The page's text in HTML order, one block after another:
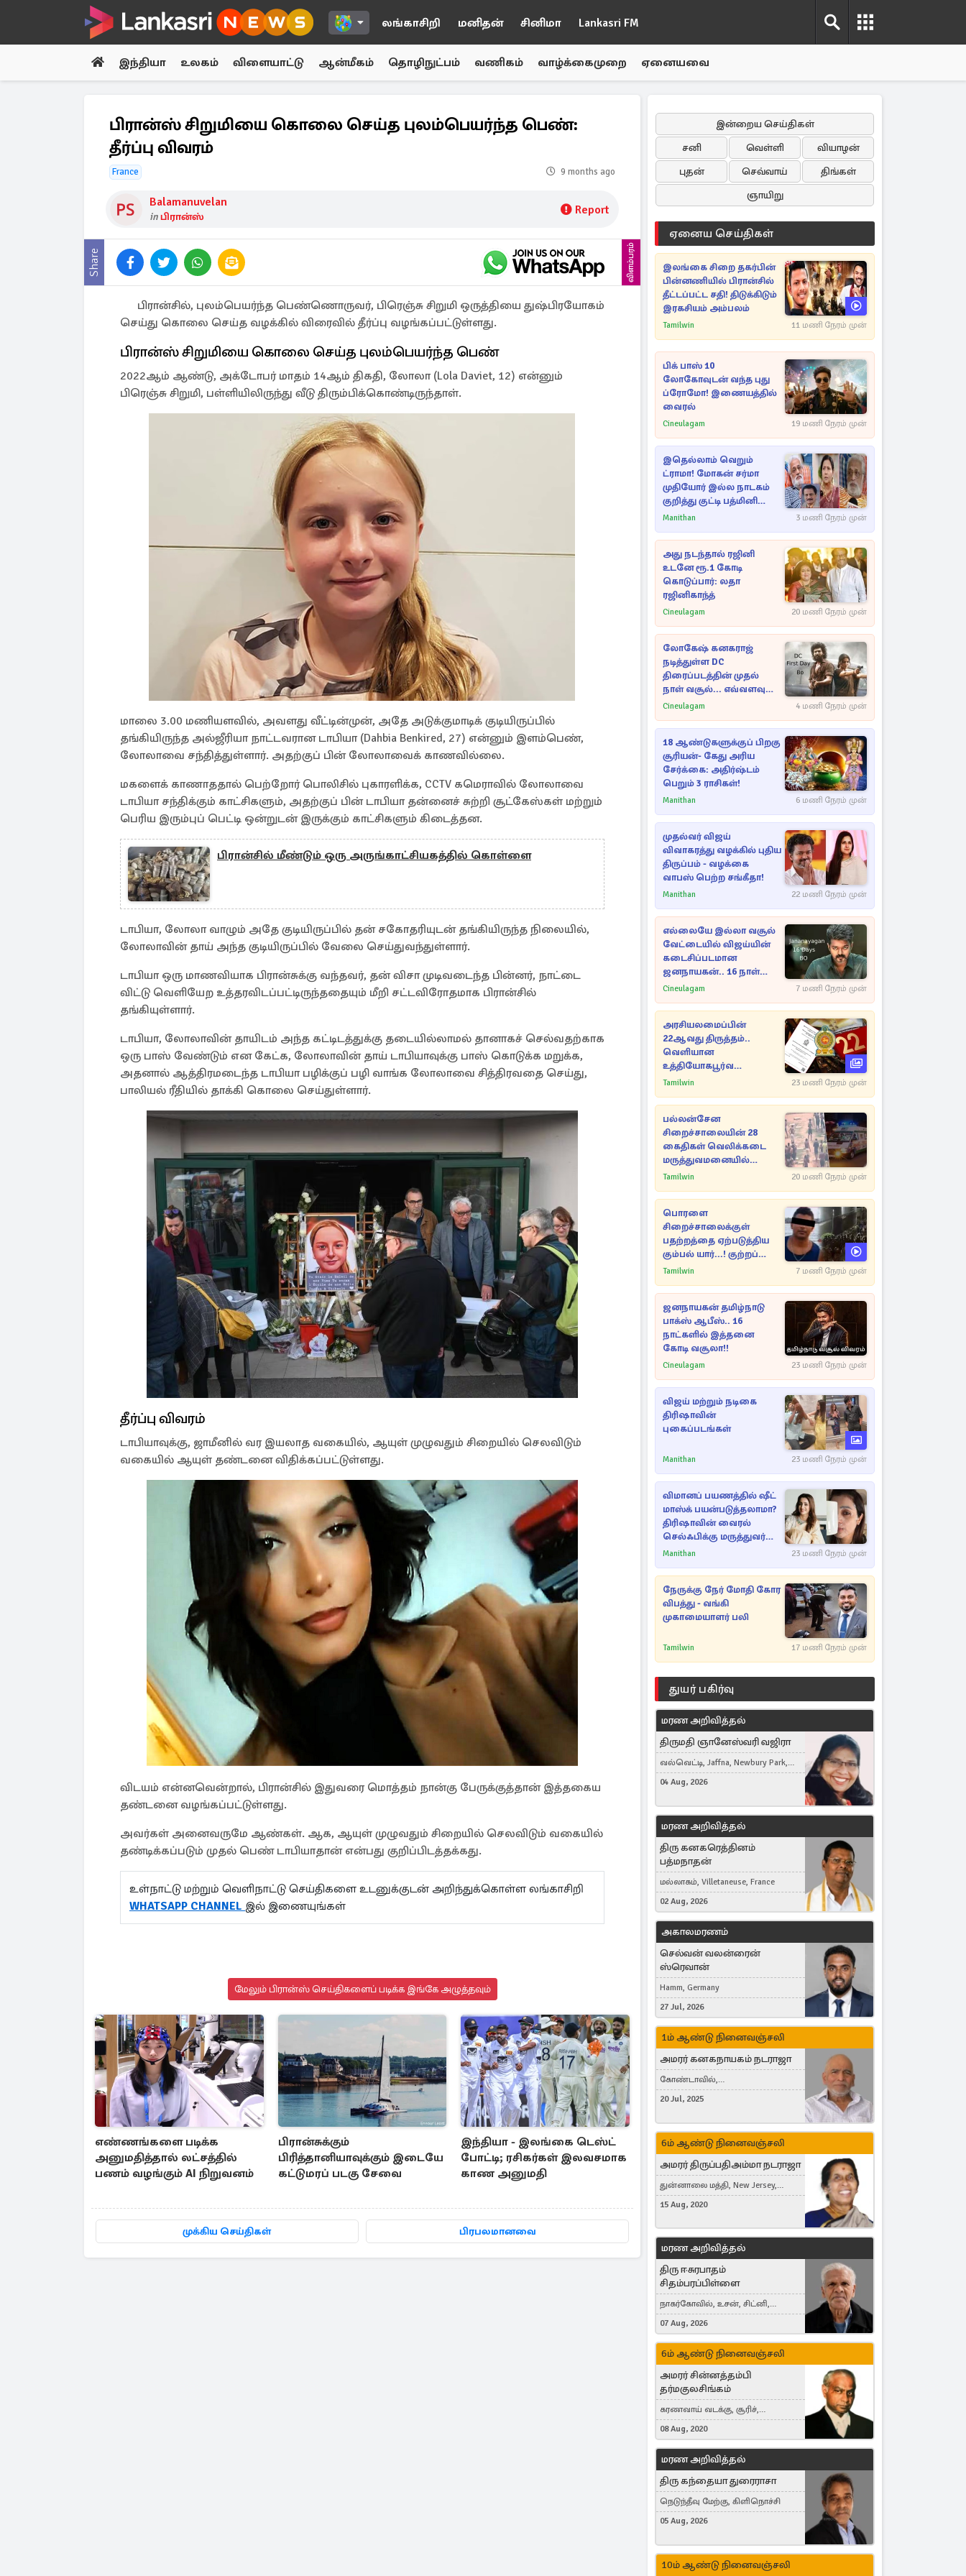
லங்காசிறி மனிதன் சினிமா Lankasri FM
இந்தியா உலகம் விளையாட்டு ஆன்மீகம் தொழிநுட்பம் வணிகம் வாழ்க்கைமுறை ஏனையவை
பிரான்ஸ் சிறுமியை கொலை செய்த புலம்பெயர்ந்த பெண்:
தீர்ப்பு விவரம்
France 9 months ago
Balamanuvelan
inபிரான்ஸ் Report
Share விளம்பரம்
பிரான்சில், புலம்பெயர்ந்த பெண்ணொருவர், பிரெஞ்சு சிறுமி ஒருத்தியை துஷ்பிரயோகம்
செய்து கொலை செய்த வழக்கில் விரைவில் தீர்ப்பு வழங்கப்பட்டுள்ளது.
பிரான்ஸ் சிறுமியை கொலை செய்த புலம்பெயர்ந்த பெண்
2022ஆம் ஆண்டு, அக்டோபர் மாதம் 14ஆம் திகதி, லோலா (Lola Daviet, 12) என்னும்
பிரெஞ்சு சிறுமி, பள்ளியிலிருந்து வீடு திரும்பிக்கொண்டிருந்தாள்.
மாலை 3.00 மணியளவில், அவளது வீட்டின்முன், அதே அடுக்குமாடிக் குடியிருப்பில்
தங்கியிருந்த அல்ஜீரியா நாட்டவரான டாபியா (Dahbia Benkired, 27) என்னும் இளம்பெண்,
லோலாவை சந்தித்துள்ளார். அதற்குப் பின் லோலாவைக் காணவில்லை.
மகளைக் காணாததால் பெற்றோர் பொலிசில் புகாரளிக்க, CCTV கமெராவில் லோலாவை
டாபியா சந்திக்கும் காட்சிகளும், அதற்குப் பின் டாபியா தன்னைச் சுற்றி சூட்கேஸ்கள் மற்றும்
பெரிய இரும்புப் பெட்டி ஒன்றுடன் இருக்கும் காட்சிகளும் கிடைத்தன.
பிரான்சில் மீண்டும் ஒரு அருங்காட்சியகத்தில் கொள்ளை
டாபியா, லோலா வாழும் அதே குடியிருப்பில் தன் சகோதரியுடன் தங்கியிருந்த நிலையில்,
லோலாவின் தாய் அந்த குடியிருப்பில் வேலை செய்துவந்துள்ளார்.
டாபியா ஒரு மாணவியாக பிரான்சுக்கு வந்தவர், தன் விசா முடிவடைந்த பின்னர், நாட்டை
விட்டு வெளியேற உத்தரவிடப்பட்டிருந்ததையும் மீறி சட்டவிரோதமாக பிரான்சில்
தங்கியுள்ளார்.
டாபியா, லோலாவின் தாயிடம் அந்த கட்டிடத்துக்கு தடையில்லாமல் தானாகச் செல்வதற்காக
ஒரு பாஸ் வேண்டும் என கேட்க, லோலாவின் தாய் டாபியாவுக்கு பாஸ் கொடுக்க மறுக்க,
அதனால் ஆத்திரமடைந்த டாபியா பழிக்குப் பழி வாங்க லோலாவை சித்திரவதை செய்து,
பாலியல் ரீதியில் தாக்கி கொலை செய்துள்ளார்.
தீர்ப்பு விவரம்
டாபியாவுக்கு, ஜாமீனில் வர இயலாத வகையில், ஆயுள் முழுவதும் சிறையில் செலவிடும்
வகையில் ஆயுள் தண்டனை விதிக்கப்பட்டுள்ளது.
விடயம் என்னவென்றால், பிரான்சில் இதுவரை மொத்தம் நான்கு பேருக்குத்தான் இத்தகைய
தண்டனை வழங்கப்பட்டுள்ளது.
அவர்கள் அனைவருமே ஆண்கள். ஆக, ஆயுள் முழுவதும் சிறையில் செலவிடும் வகையில்
தண்டிக்கப்படும் முதல் பெண் டாபியாதான் என்பது குறிப்பிடத்தக்கது.
உள்நாட்டு மற்றும் வெளிநாட்டு செய்திகளை உடனுக்குடன் அறிந்துக்கொள்ள லங்காசிறி
WHATSAPP CHANNEL இல் இணையுங்கள்
மேலும் பிரான்ஸ் செய்திகளைப் படிக்க இங்கே அழுத்தவும்
எண்ணங்களை படிக்க
அனுமதித்தால் லட்சத்தில்
பணம் வழங்கும் AI நிறுவனம்
பிரான்சுக்கும்
பிரித்தானியாவுக்கும் இடையே
கட்டுமரப் படகு சேவை
இந்தியா - இலங்கை டெஸ்ட்
போட்டி; ரசிகர்கள் இலவசமாக
காண அனுமதி
முக்கிய செய்திகள் பிரபலமானவை
இன்றைய செய்திகள்
சனி
வெள்ளி
வியாழன்
புதன்
செவ்வாய்
திங்கள்
ஞாயிறு
ஏனைய செய்திகள்
இலங்கை சிறை தகர்பின்
பின்னணியில் பிரான்சில்
தீட்டப்பட்ட சதி! திடுக்கிடும்
இரகசியம் அம்பலம்
Tamilwin 11 மணி நேரம் முன்
பிக் பாஸ் 10
லோகோவுடன் வந்த புது
ப்ரோமோ! இணையத்தில்
வைரல்
Cineulagam 19 மணி நேரம் முன்
இதெல்லாம் வெறும்
ட்ராமா! மோகன் சர்மா
முதியோர் இல்ல நாடகம்
குறித்து குட்டி பத்மினி
பரபரப்பு பேட்டி
Manithan 3 மணி நேரம் முன்
அது நடந்தால் ரஜினி
உடனே ரூ.1 கோடி
கொடுப்பார்: லதா
ரஜினிகாந்த்
Cineulagam 20 மணி நேரம் முன்
லோகேஷ் கனகராஜ்
நடித்துள்ள DC
திரைப்படத்தின் முதல்
நாள் வசூல்... எவ்வளவு
தெரியுமா?
Cineulagam 4 மணி நேரம் முன்
18 ஆண்டுகளுக்குப் பிறகு
சூரியன்- கேது அரிய
சேர்க்கை: அதிர்ஷ்டம்
பெறும் 3 ராசிகள்!
Manithan 6 மணி நேரம் முன்
முதல்வர் விஜய்
விவாகரத்து வழக்கில் புதிய
திருப்பம் - வழக்கை
வாபஸ் பெற்ற சங்கீதா!
Manithan 22 மணி நேரம் முன்
எல்லையே இல்லா வசூல்
வேட்டையில் விஜய்யின்
கடைசிப்படமான
ஜனநாயகன்.. 16 நாள்
பாக்ஸ் ஆபிஸ்
Cineulagam 7 மணி நேரம் முன்
அரசியலமைப்பின்
22ஆவது திருத்தம்..
வெளியான
உத்தியோகபூர்வ
அறிவிப்பு!
Tamilwin 23 மணி நேரம் முன்
பல்லன்சேன
சிறைச்சாலையின் 28
கைதிகள் வெலிக்கடை
மருத்துவமனையில்
அனுமதி
Tamilwin 20 மணி நேரம் முன்
பொரளை
சிறைச்சாலைக்குள்
பதற்றத்தை ஏற்படுத்திய
கும்பல் யார்...! குற்றப்
பின்னணி தொடர்பில்
Tamilwin 7 மணி நேரம் முன்
ஜனநாயகன் தமிழ்நாடு
பாக்ஸ் ஆபீஸ்.. 16
நாட்களில் இத்தனை
கோடி வசூலா!!
Cineulagam 23 மணி நேரம் முன்
விஜய் மற்றும் நடிகை
திரிஷாவின்
புகைப்படங்கள்
Manithan 23 மணி நேரம் முன்
விமானப் பயணத்தில் ஷீட்
மாஸ்க் பயன்படுத்தலாமா?
திரிஷாவின் வைரல்
செல்ஃபிக்கு மருத்துவர்
விளக்கம்
Manithan 23 மணி நேரம் முன்
நேருக்கு நேர் மோதி கோர
விபத்து - வங்கி
முகாமையாளர் பலி
Tamilwin 17 மணி நேரம் முன்
துயர் பகிர்வு
மரண அறிவித்தல்
திருமதி ஞானேஸ்வரி வஜிரா
வல்வெட்டி, Jaffna, Newbury Park,
United Kingdom
04 Aug, 2026
மரண அறிவித்தல்
திரு கனகரெத்தினம்
பத்மநாதன்
மல்லாகம், Villetaneuse, France
02 Aug, 2026
அகாலமரணம்
செல்வன் வலன்ரைன்
ஸ்ரெவான்
Hamm, Germany
27 Jul, 2026
1ம் ஆண்டு நினைவஞ்சலி
அமரர் கனகநாயகம் நடராஜா
கோண்டாவில்,
புன்னாலைக்கட்டுவன், சவுதி
Germany, Brampton, Canada
20 Jul, 2025
6ம் ஆண்டு நினைவஞ்சலி
அமரர் திருப்பதிஅம்மா நடராஜா
துன்னாலை மத்தி, New Jersey,
United States, Toronto, Canada
15 Aug, 2020
மரண அறிவித்தல்
திரு ஈசுரபாதம்
சிதம்பரப்பிள்ளை
நாகர்கோவில், உசன், சிட்னி,
Australia
07 Aug, 2026
6ம் ஆண்டு நினைவஞ்சலி
அமரர் சின்னத்தம்பி
தர்மகுலசிங்கம்
கரணவாய் வடக்கு, சூரிச்,
Switzerland
08 Aug, 2020
மரண அறிவித்தல்
திரு கந்தையா துரைராசா
நெடுந்தீவு மேற்கு, கிளிநொச்சி
05 Aug, 2026
10ம் ஆண்டு நினைவஞ்சலி